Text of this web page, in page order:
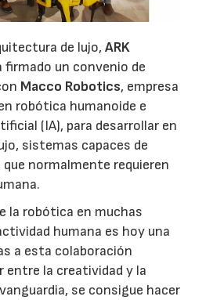
de lujo,ARK
firmado un convenio de
Macco Robotics, empresa
robótica humanoide e
(IA), para desarrollar en
sistemas capaces de
normalmente requieren
la robótica en muchas
humana es hoy una
a esta colaboración
entre la creatividad y la
se consigue hacer